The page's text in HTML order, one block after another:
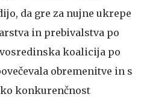
da gre za nujne ukrepe
in prebivalstva po
koalicija po
obremenitve in s
konkurenčnost